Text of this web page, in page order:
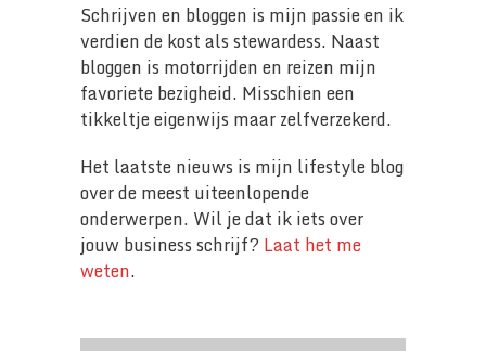
Schrijven en bloggen is mijn passie en ik
verdien de kost als stewardess. Naast
bloggen is motorrijden en reizen mijn
favoriete bezigheid. Misschien een
tikkeltje eigenwijs maar zelfverzekerd.
Het laatste nieuws is mijn lifestyle blog
over de meest uiteenlopende
onderwerpen. Wil je dat ik iets over
jouw business schrijf? Laat het me
weten.